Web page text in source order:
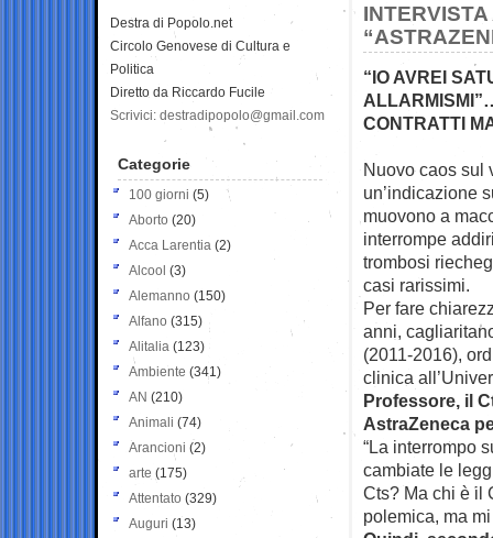
“IO AVREI
CONTRATTI
Nuovo caos sul
un’indicazione
muovono a
interrompe
trombosi
casi rarissimi.
Per fare
anni,
(2011-2016),
clinica
Professore, il
AstraZeneca
“La interrompo
cambiate le
Cts? Ma chi è il
polemica, ma
Destra di Popolo.net
Circolo Genovese di Cultura e
Politica
Diretto da Riccardo Fucile
Scrivici: destradipopolo@gmail.com
Categorie
100 giorni (5)
Aborto (20)
Acca Larentia (2)
Alcool (3)
Alemanno (150)
Alfano (315)
Alitalia (123)
Ambiente (341)
AN (210)
Animali (74)
Arancioni (2)
arte (175)
Attentato (329)
Auguri (13)